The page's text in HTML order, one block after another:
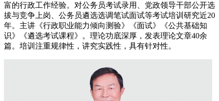
富的行政工作经验。对公务员考试录用、党政领导干部公开选
拔与竞争上岗、公务员遴选选调笔试面试等考试培训研究近20
年。主讲《行政职业能力倾向测验》《面试》《公共基础知
识》《遴选考试课程》。理论功底深厚，发表理论文章40余
篇。培训注重规律性，讲究实践性，具有针对性。